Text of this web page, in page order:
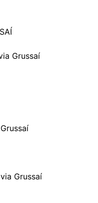
Grussaí
Grussaí